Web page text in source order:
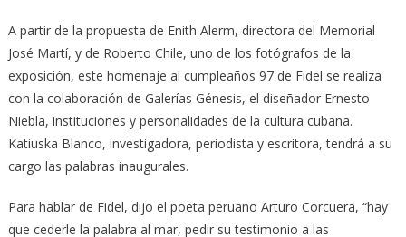
A partir de la propuesta de Enith Alerm, directora del Memorial
José Martí, y de Roberto Chile, uno de los fotógrafos de la
exposición, este homenaje al cumpleaños 97 de Fidel se realiza
con la colaboración de Galerías Génesis, el diseñador Ernesto
Niebla, instituciones y personalidades de la cultura cubana.
Katiuska Blanco, investigadora, periodista y escritora, tendrá a su
cargo las palabras inaugurales.
Para hablar de Fidel, dijo el poeta peruano Arturo Corcuera, “hay
que cederle la palabra al mar, pedir su testimonio a las